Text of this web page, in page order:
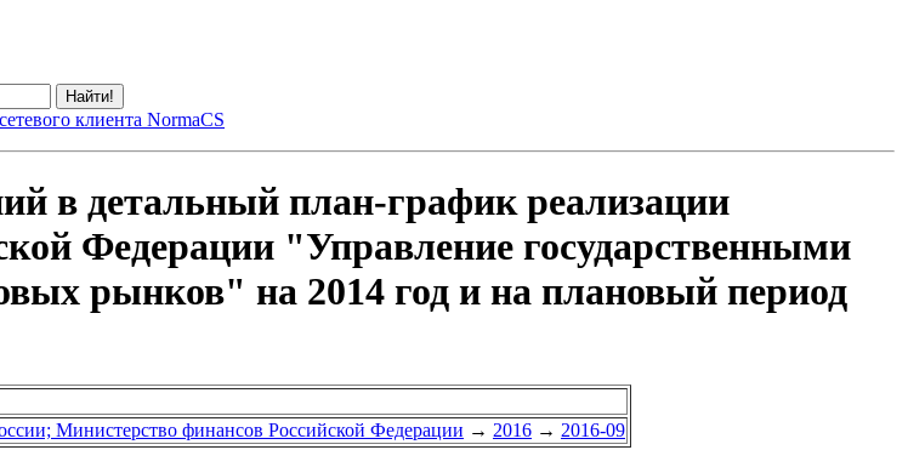
клиента NormaCS
в детальный план-график реализации
Федерации "Управление государственными
рынков" на 2014 год и на плановый период
Министерство финансов Российской Федерации → 2016 → 2016-09